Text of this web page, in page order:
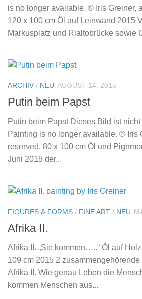
is no longer available. © Iris Greiner,
120 x 100 cm Öl auf Leinwand 2015
Markusplatz und Rialtobrücke sowie
ARCHIV / NEU AUGUST 14, 2015
Putin beim Papst
Putin beim Papst Dieses Bild ist
Painting is no longer available. © Iris
reserved. 80 x 100 cm Öl und
Juni 2015 der...
FIGURES & FORMS / FINE ART / NEU
Afrika II.
Afrika II. „Sie kommen…..“ Öl auf
109 cm 2015 2
Afrika II. Wie genau Leben die
kommen Menschen aus...